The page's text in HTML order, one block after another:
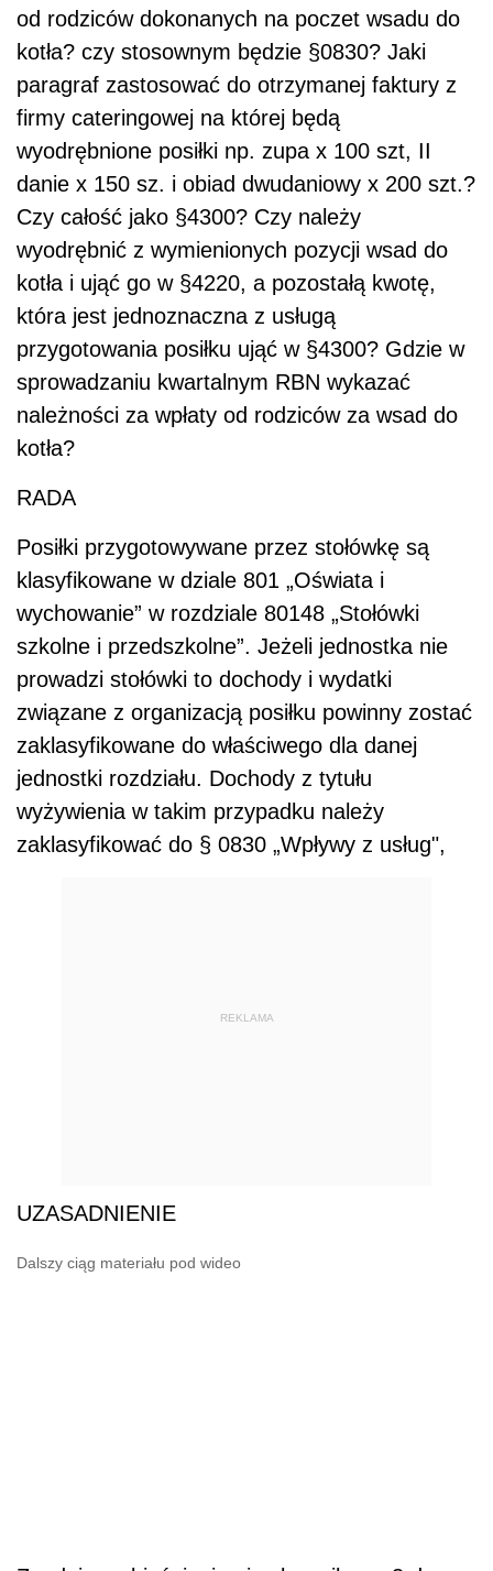
od rodziców dokonanych na poczet wsadu do
kotła? czy stosownym będzie §0830? Jaki
paragraf zastosować do otrzymanej faktury z
firmy cateringowej na której będą
wyodrębnione posiłki np. zupa x 100 szt, II
danie x 150 sz. i obiad dwudaniowy x 200 szt.?
Czy całość jako §4300? Czy należy
wyodrębnić z wymienionych pozycji wsad do
kotła i ująć go w §4220, a pozostałą kwotę,
która jest jednoznaczna z usługą
przygotowania posiłku ująć w §4300? Gdzie w
sprowadzaniu kwartalnym RBN wykazać
należności za wpłaty od rodziców za wsad do
kotła?
RADA
Posiłki przygotowywane przez stołówkę są
klasyfikowane w dziale 801 „Oświata i
wychowanie” w rozdziale 80148 „Stołówki
szkolne i przedszkolne”. Jeżeli jednostka nie
prowadzi stołówki to dochody i wydatki
związane z organizacją posiłku powinny zostać
zaklasyfikowane do właściwego dla danej
jednostki rozdziału. Dochody z tytułu
wyżywienia w takim przypadku należy
zaklasyfikować do § 0830 „Wpływy z usług",
REKLAMA
UZASADNIENIE
Dalszy ciąg materiału pod wideo